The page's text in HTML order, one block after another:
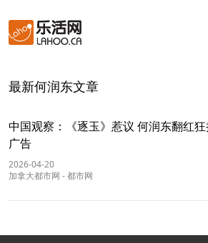
最新何润东文章
中国观察：《逐玉》惹议 何润东翻红
广告
2026-04-20
加拿大都市网 -都市网